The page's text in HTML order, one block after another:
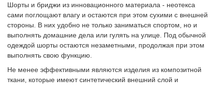
Шорты и бриджи из инновационного материала - неотекса
сами поглощают влагу и остаются при этом сухими с внешней
стороны. В них удобно не только заниматься спортом, но и
выполнять домашние дела или гулять на улице. Под обычной
одеждой шорты остаются незаметными, продолжая при этом
выполнять свою функцию.
Не менее эффективными являются изделия из композитной
ткани, которые имеют синтетический внешний слой и